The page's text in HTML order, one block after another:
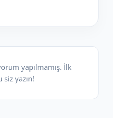
yapılmamış. İlk
yazın!